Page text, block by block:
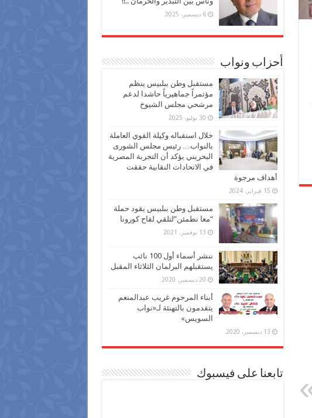
6 ديسمبر، 2025
أحزاب ونواب
مستقبل وطن ببلبيس ينظم
مؤتمراً جماهيرياً حاشدا لدعم
مرشحي مجلس الشيوخ
30 يوليو، 2025
خلال استقباله وكيلة القوي العاملة
بالنواب… رئيس مجلس الشورى
البحريني يؤكد أن التجربة المصرية
في الاتحادات النقابية حققت
أهداف مرجوة
15 فبراير، 2024
مستقبل وطن ببلبيس يقود حملة
“معا نطمئن”لتلقي لقاح كورونا
13 نوفمبر، 2021
ننشر أسماء أول 100 نائب
يستقبلهم البرلمان الثلاثاء المقبل
20 ديسمبر، 2020
أبناء المرحوم غريب عبدالمنعم
يتقدمون بالتهنئة لـ«نواب
السويس»
13 ديسمبر، 2020
تابعنا على فيسبوك